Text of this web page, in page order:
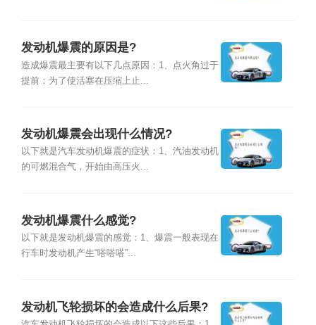
发动机爆震的原因是?
造成爆震最主要有以下几点原因：1、点火角过于
提前：为了使活塞在压缩上止...
发动机爆震会出现什么情况?
以下就是汽车发动机爆震的症状：1、汽油发动机
的可燃混合气，开始由高压火...
发动机爆震什么感觉?
以下就是发动机爆震的感觉：1、爆震一般表现在
行车时发动机产生“嗒嗒嗒”...
发动机飞轮损坏的会造成什么后果?